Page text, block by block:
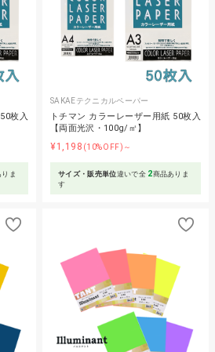
枚入
ま
SAKAEテクニカルペーパー
トチマン カラーレーザー用紙 50枚入
【両面光沢・100g/㎡】
¥1,198 (10%OFF)～
サイズ・販売単位違いで全 2商品ありま
す